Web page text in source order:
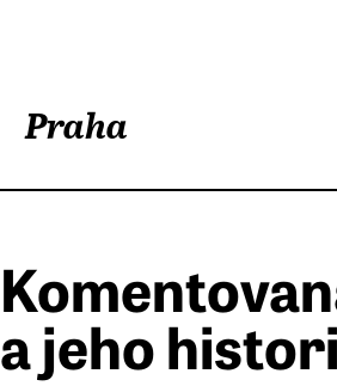
Praha
a jeho